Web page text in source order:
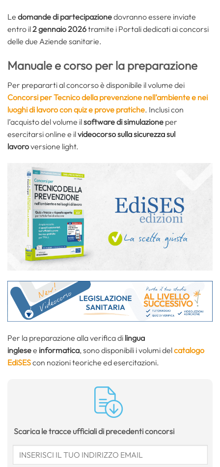
Le domande di partecipazionedovranno essere inviate
entro il2 gennaio 2026tramite i Portali dedicati ai concorsi
delle due Aziende sanitarie.
Manuale e corso per la preparazione
Per prepararti al concorso è disponibile il volume dei
Concorsi per Tecnico della prevenzione nell’ambiente e nei
luoghi di lavoro con quiz e prove pratiche. Inclusi con
l’acquisto del volume ilsoftware di simulazione per
esercitarsi online e ilvideocorso sulla sicurezza sul
lavoroversione light.
Per la preparazione allaverifica di lingua
inglesee informatica, sono disponibili i volumi delcatalogo
EdiSEScon nozioni teoriche ed esercitazioni.
Scarica le tracce ufficiali di precedenti concorsi